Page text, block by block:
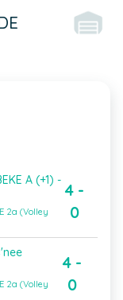
A (+1) -
2a (Volley
4 -
0
2a (Volley
4 -
0